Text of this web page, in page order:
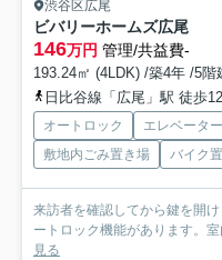
渋谷区広尾
ビバリーホームズ広尾
146万円 管理/共益費-
193.24㎡ (4LDK) /築4年 /5階
日比谷線「広尾」駅 徒歩
オートロック エレベーター
敷地内ごみ置き場
バイク
来訪者を確認してから鍵を開
ートロック機能があります。
見る